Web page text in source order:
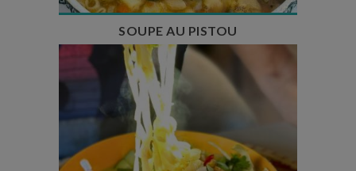
SOUPE AU PISTOU
Temps de préparation : 40 min
Temps de cuisson : 25 min
Nombre de couverts : 4